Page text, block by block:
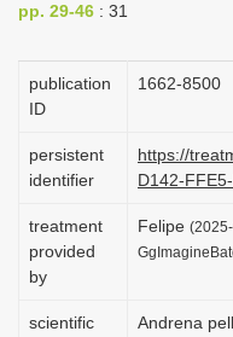
pp. 29-46 : 31
publication
ID
1662-8500
persistent
identifier
https://
D142-
treatment
provided
by
Felipe
scientific
Andrena